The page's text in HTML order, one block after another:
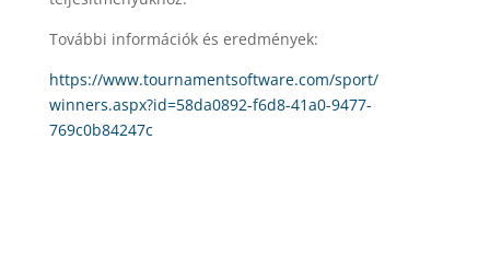
További információk és eredmények:
https://www.tournamentsoftware.com/sport/
winners.aspx?id=58da0892-f6d8-41a0-9477-
769c0b84247c